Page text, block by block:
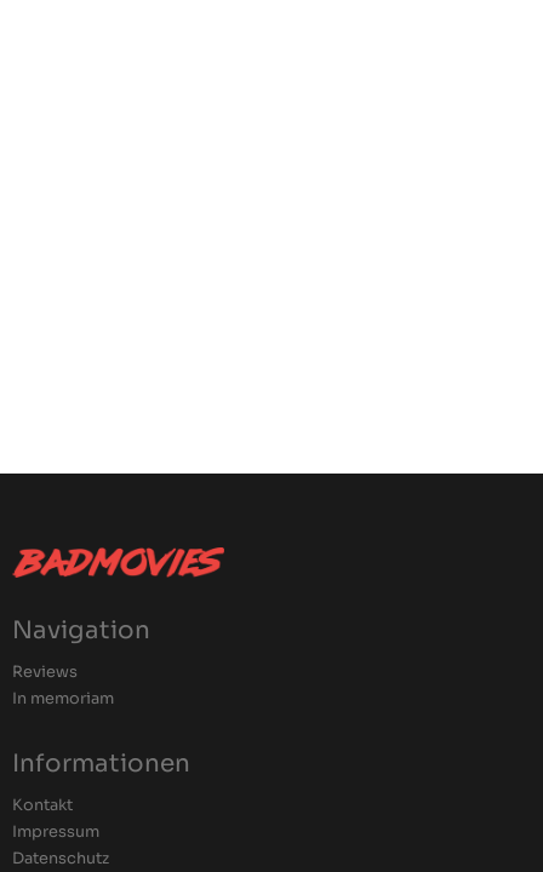
Navigation
Reviews
In memoriam
Informationen
Kontakt
Impressum
Datenschutz